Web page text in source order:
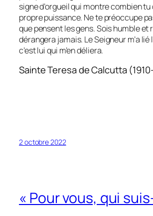
signe d’orgueil qui montre combien
propre puissance. Ne te préoccupe
que pensent les gens. Sois humble et
dérangera jamais. Le Seigneur m’a lié
c’est lui qui m’en déliera.
Sainte Teresa de Calcutta
2 octobre 2022
« Pour vous, qui